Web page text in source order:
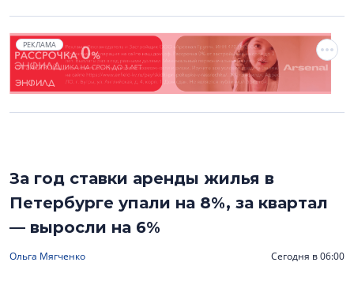
РЕКЛАМА
За год ставки аренды жилья в
Петербурге упали на 8%, за квартал
— выросли на 6%
Ольга Мягченко Сегодня в 06:00